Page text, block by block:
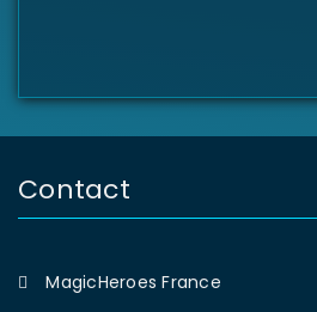
Contact
MagicHeroes France